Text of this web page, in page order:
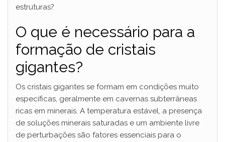
estruturas?
O que é necessário para a
formação de cristais
gigantes?
Os cristais gigantes se formam em condições muito
específicas, geralmente em cavernas subterrâneas
ricas em minerais. A temperatura estável, a presença
de soluções minerais saturadas e um ambiente livre
de perturbações são fatores essenciais para o